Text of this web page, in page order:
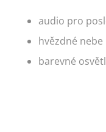
audio pro
hvězdné nebe
barevné